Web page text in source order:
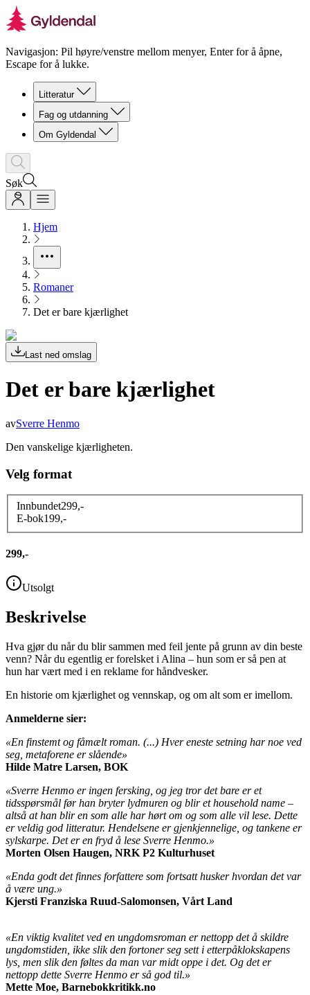
Navigasjon: Pil høyre/venstre mellom menyer, Enter for å åpne,
Escape for å lukke.
Litteratur
Fag og utdanning
Om Gyldendal
Søk
Hjem
Romaner
Det er bare kjærlighet
Last ned omslag
Det er bare kjærlighet
avSverre Henmo
Den vanskelige kjærligheten.
Velg format
Innbundet299,-
E-bok199,-
299,-
Utsolgt
Beskrivelse
Hva gjør du når du blir sammen med feil jente på grunn av din beste
venn? Når du egentlig er forelsket i Alina – hun som er så pen at
hun har vært med i en reklame for håndvesker.
En historie om kjærlighet og vennskap, og om alt som er imellom.
Anmelderne sier:
«En finstemt og fåmælt roman. (...) Hver eneste setning har noe ved
seg, metaforene er slående»
Hilde Matre Larsen, BOK
«Sverre Henmo er ingen fersking, og jeg tror det bare er et
tidsspørsmål før han bryter lydmuren og blir et household name –
altså at han blir en som alle har hørt om og som alle vil lese. Dette
er veldig god litteratur. Hendelsene er gjenkjennelige, og tankene er
sylskarpe. Det er en fryd å lese Sverre Henmo.»
Morten Olsen Haugen, NRK P2 Kulturhuset
«Enda godt det finnes forfattere som fortsatt husker hvordan det var
å være ung.»
Kjersti Franziska Ruud-Salomonsen, Vårt Land
«En viktig kvalitet ved en ungdomsroman er nettopp det å skildre
ungdomstiden, ikke slik den fortoner seg sett i etterpåklokskapens
lys, men slik den føltes da man var midt oppe i det. Og det er
nettopp dette Sverre Henmo er så god til.»
Mette Moe, Barnebokkritikk.no